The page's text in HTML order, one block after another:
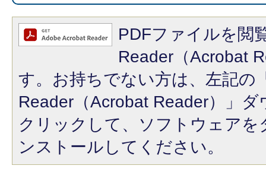
PDFファイルを閲
Reader（Acrobat
す。お持ちでない方は、左記の
Reader（Acrobat Reader）」
クリックして、ソフトウェア
ンストールしてください。